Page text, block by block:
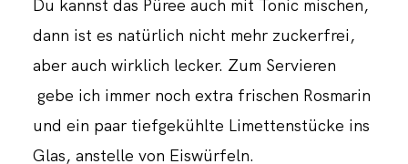
Du kannst das Püree auch mit Tonic mischen,
dann ist es natürlich nicht mehr zuckerfrei,
aber auch wirklich lecker. Zum Servieren
gebe ich immer noch extra frischen Rosmarin
und ein paar tiefgekühlte Limettenstücke ins
Glas, anstelle von Eiswürfeln.